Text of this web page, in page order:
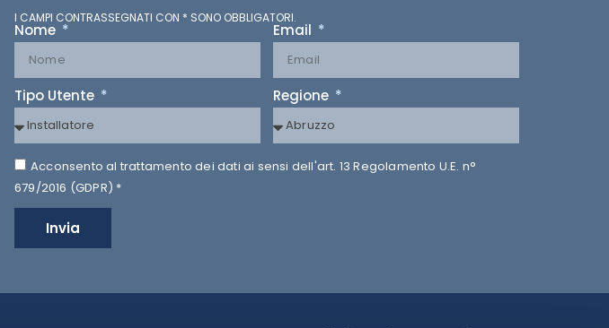
I CAMPI CONTRASSEGNATI CON * SONO OBBLIGATORI.
Nome Email
Tipo Utente Regione
Acconsento al trattamento dei dati ai sensi dell'art. 13 Regolamento U.E. n°
679/2016 (GDPR) *
Invia